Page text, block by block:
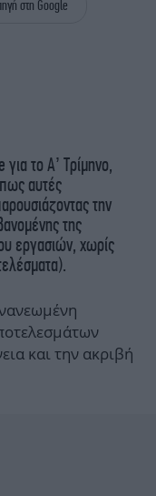
στη Google
το Α’ Τρίμηνο,
αυτές
την
της
εργασιών, χωρίς
και την ακριβή